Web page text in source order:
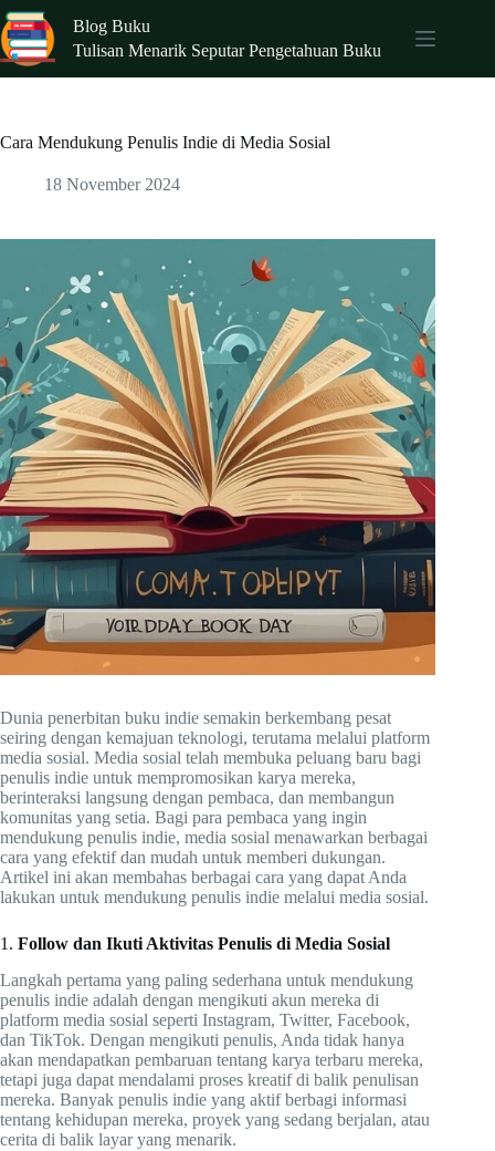
Skip
to
content
Blog Buku
Tulisan Menarik Seputar Pengetahuan Buku
Cara Mendukung Penulis Indie di Media Sosial
18 November 2024
Dunia penerbitan buku indie semakin berkembang pesat
seiring dengan kemajuan teknologi, terutama melalui platform
media sosial. Media sosial telah membuka peluang baru bagi
penulis indie untuk mempromosikan karya mereka,
berinteraksi langsung dengan pembaca, dan membangun
komunitas yang setia. Bagi para pembaca yang ingin
mendukung penulis indie, media sosial menawarkan berbagai
cara yang efektif dan mudah untuk memberi dukungan.
Artikel ini akan membahas berbagai cara yang dapat Anda
lakukan untuk mendukung penulis indie melalui media sosial.
1. Follow dan Ikuti Aktivitas Penulis di Media Sosial
Langkah pertama yang paling sederhana untuk mendukung
penulis indie adalah dengan mengikuti akun mereka di
platform media sosial seperti Instagram, Twitter, Facebook,
dan TikTok. Dengan mengikuti penulis, Anda tidak hanya
akan mendapatkan pembaruan tentang karya terbaru mereka,
tetapi juga dapat mendalami proses kreatif di balik penulisan
mereka. Banyak penulis indie yang aktif berbagi informasi
tentang kehidupan mereka, proyek yang sedang berjalan, atau
cerita di balik layar yang menarik.